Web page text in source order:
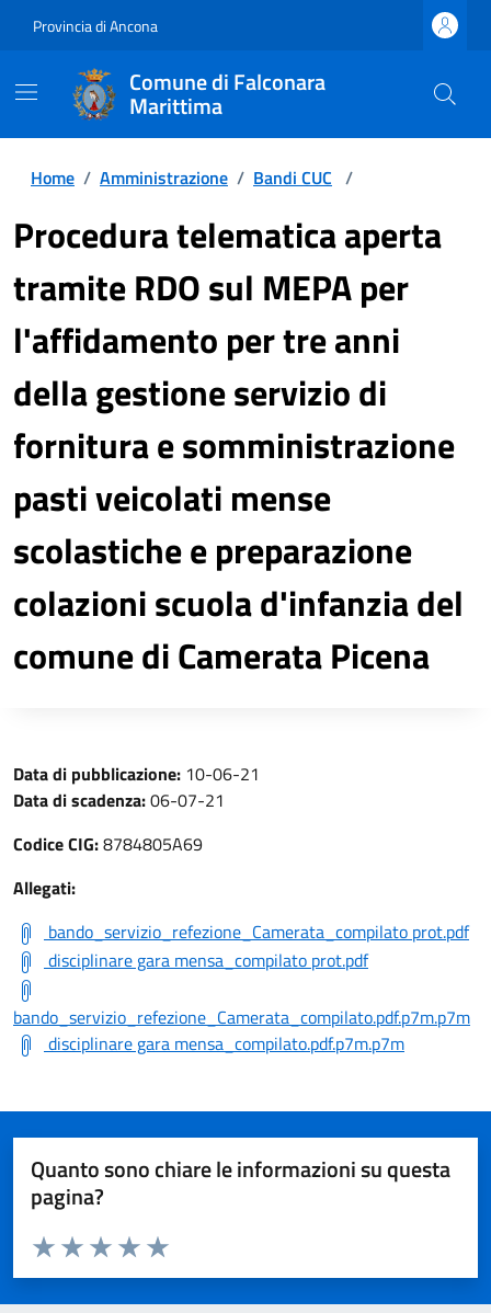
Provincia di Ancona
Comune di Falconara
Marittima
Home / Amministrazione / Bandi CUC /
Procedura telematica aperta
tramite RDO sul MEPA per
l'affidamento per tre anni
della gestione servizio di
fornitura e somministrazione
pasti veicolati mense
scolastiche e preparazione
colazioni scuola d'infanzia del
comune di Camerata Picena
Data di pubblicazione: 10-06-21
Data di scadenza:06-07-21
Codice CIG:8784805A69
Allegati:
bando_servizio_refezione_Camerata_compilato prot.pdf
disciplinare gara mensa_compilato prot.pdf
bando_servizio_refezione_Camerata_compilato.pdf.p7m.p7m
disciplinare gara mensa_compilato.pdf.p7m.p7m
Quanto sono chiare le informazioni su questa
pagina?
Valuta da 1 a 5 stelle la pagina
Valuta 5 stelle su 5
Valuta 4 stelle su 5
Valuta 3 stelle su 5
Valuta 2 stelle su 5
Valuta 1 stelle su 5